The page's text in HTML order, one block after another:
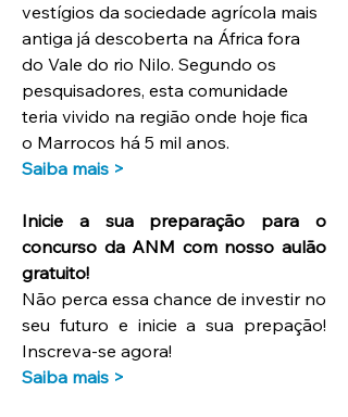
vestígios da sociedade agrícola mais
antiga já descoberta na África fora
do Vale do rio Nilo. Segundo os
pesquisadores, esta comunidade
teria vivido na região onde hoje fica
o Marrocos há 5 mil anos.
Saiba mais >
Inicie a sua preparação para o
concurso da ANM com nosso aulão
gratuito!
Não perca essa chance de investir no
seu futuro e inicie a sua prepação!
Inscreva-se agora!
Saiba mais >